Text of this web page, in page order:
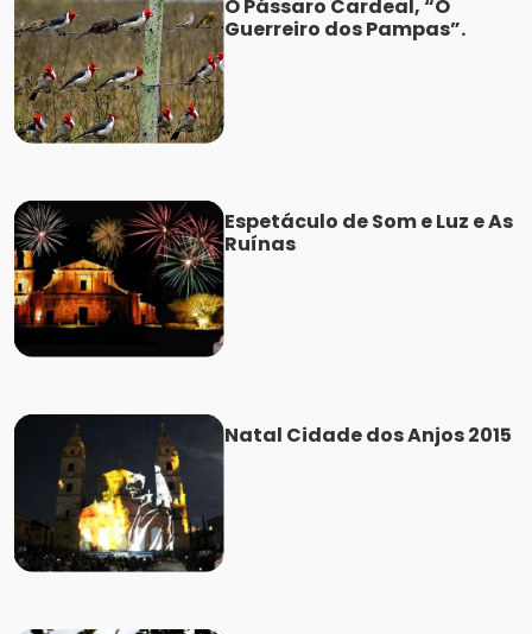
O Pássaro Cardeal, “O
Guerreiro dos Pampas”.
Espetáculo de Som e Luz e As
Ruínas
Natal Cidade dos Anjos 2015